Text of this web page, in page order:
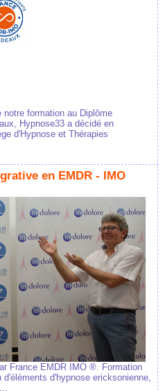
formation au Diplôme
Hypnose33 a décidé en
d'Hypnose et Thérapies
en EMDR - IMO
France EMDR IMO ®. Formation
d'hypnose ericksonienne,